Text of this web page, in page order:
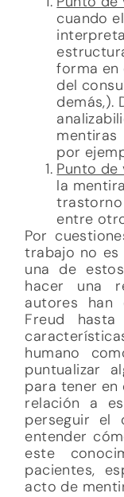
cuando
forma en
del
demás,).
mentiras
por
Punto de
la
trastorno
entre
Por
trabajo no
una de
hacer una
autores
Freud
humano
puntualizar
para tener en
relación a
perseguir el
entender
este
pacientes,
acto de